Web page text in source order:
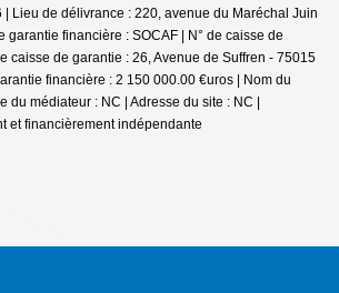
Lieu de délivrance : 220, avenue du Maréchal Juin
garantie financière : SOCAF | N° de caisse de
caisse de garantie : 26, Avenue de Suffren - 75015
financière : 2 150 000.00 €uros | Nom du
du médiateur : NC | Adresse du site : NC |
et financièrement indépendante